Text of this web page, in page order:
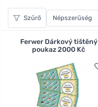
Szűrő
Ferwer Dárkový tištěný
poukaz 2000 Kč